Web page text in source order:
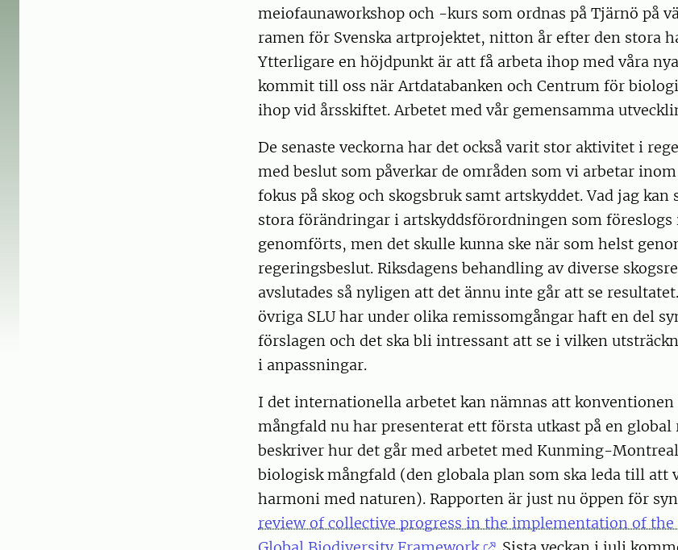
meiofaunaworkshop och -kurs som ordnas på Tjärnö på
ramen för Svenska artprojektet, nitton år efter den stora
Ytterligare en höjdpunkt är att få arbeta ihop med våra
kommit till oss när Artdatabanken och Centrum för
ihop vid årsskiftet. Arbetet med vår gemensamma
De senaste veckorna har det också varit stor aktivitet i
med beslut som påverkar de områden som vi arbetar
fokus på skog och skogsbruk samt artskyddet. Vad jag kan
stora förändringar i artskyddsförordningen som föreslogs
genomförts, men det skulle kunna ske när som helst
regeringsbeslut. Riksdagens behandling av diverse
avslutades så nyligen att det ännu inte går att se
övriga SLU har under olika remissomgångar haft en del
förslagen och det ska bli intressant att se i vilken
i anpassningar.
I det internationella arbetet kan nämnas att
mångfald nu har presenterat ett första utkast på en global
beskriver hur det går med arbetet med Kunming-
biologisk mångfald (den globala plan som ska leda till att
harmoni med naturen). Rapporten är just nu öppen för
review of collective progress in the implementation of